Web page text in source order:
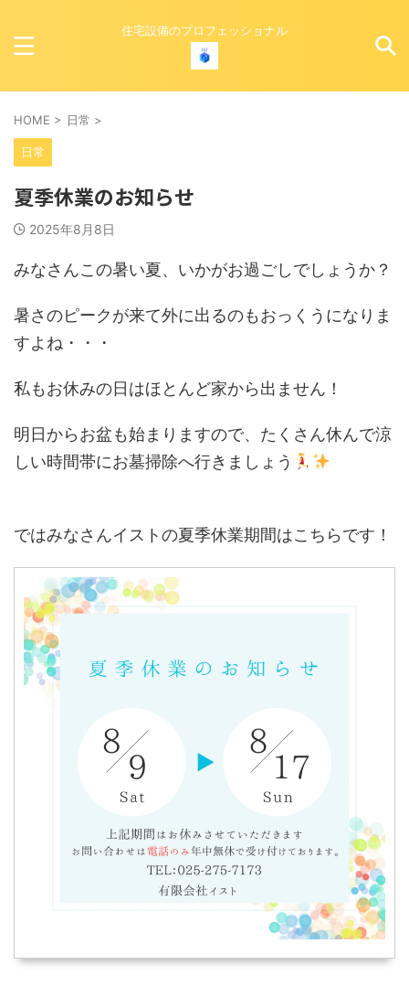
住宅設備のプロフェッショナル
HOME > 日常 >
日常
夏季休業のお知らせ
2025年8月8日
みなさんこの暑い夏、いかがお過ごしでしょうか？
暑さのピークが来て外に出るのもおっくうになりま
すよね・・・
私もお休みの日はほとんど家から出ません！
明日からお盆も始まりますので、たくさん休んで涼
しい時間帯にお墓掃除へ行きましょう
ではみなさんイストの夏季休業期間はこちらです！